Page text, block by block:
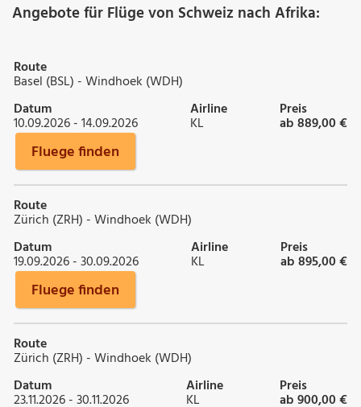
Angebote für Flüge von Schweiz nach Afrika:
Route
Basel (BSL) - Windhoek (WDH)
Datum
10.09.2026 - 14.09.2026
Airline
KL
Preis
ab 889,00 €
Fluege finden
Route
Zürich (ZRH) - Windhoek (WDH)
Datum
19.09.2026 - 30.09.2026
Airline
KL
Preis
ab 895,00 €
Fluege finden
Route
Zürich (ZRH) - Windhoek (WDH)
Datum
23.11.2026 - 30.11.2026
Airline
KL
Preis
ab 900,00 €